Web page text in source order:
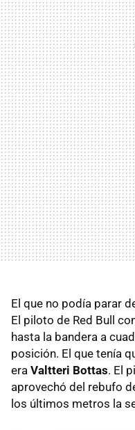
El que no podía parar
El piloto de Red Bull
hasta la bandera a
posición. El que tenía
era Valtteri Bottas. El
aprovechó del rebufo
los últimos metros la